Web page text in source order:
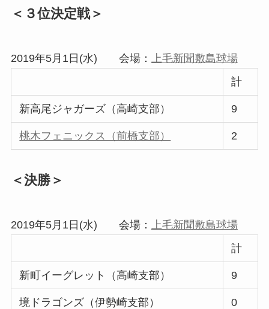
＜３位決定戦＞
2019年5月1日(水) 会場： 上毛新聞敷島球場
計
新高尾ジャガーズ（高崎支部） 9
桃木フェニックス（前橋支部） 2
＜決勝＞
2019年5月1日(水) 会場：
上毛新聞敷島球場
計
新町イーグレット（高崎支部） 9
境ドラゴンズ（伊勢崎支部）
0